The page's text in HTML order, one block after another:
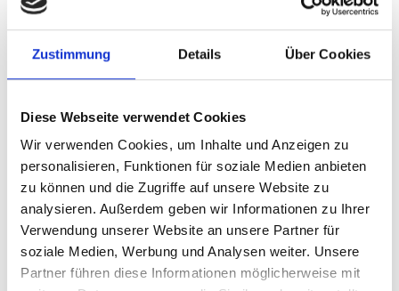
Zustimmung Details Über Cookies
Diese Webseite verwendet Cookies
Wir verwenden Cookies, um Inhalte und Anzeigen zu
personalisieren, Funktionen für soziale Medien anbieten
zu können und die Zugriffe auf unsere Website zu
analysieren. Außerdem geben wir Informationen zu Ihrer
Verwendung unserer Website an unsere Partner für
soziale Medien, Werbung und Analysen weiter. Unsere
Partner führen diese Informationen möglicherweise mit